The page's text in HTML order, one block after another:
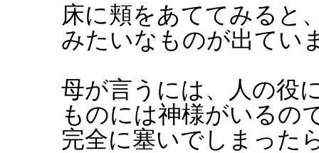
床に頬をあててみると
みたいなものが出てい
母が言うには、人の役
ものには神様がいるの
完全に塞いでしまった